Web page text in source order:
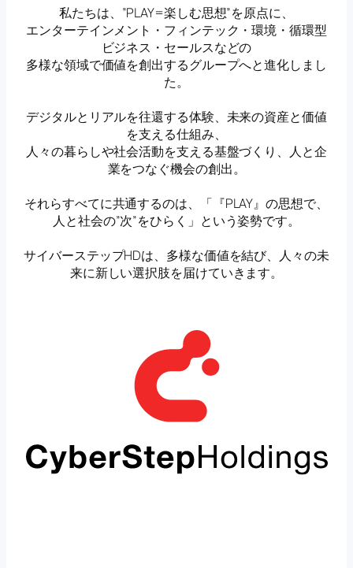
私たちは、”PLAY=楽しむ思想”を原点に、
エンターテインメント・フィンテック・環境・循環型
ビジネス・セールスなどの
多様な領域で価値を創出するグループへと進化しまし
た。
デジタルとリアルを往還する体験、未来の資産と価値
を支える仕組み、
人々の暮らしや社会活動を支える基盤づくり、人と企
業をつなぐ機会の創出。
それらすべてに共通するのは、「『PLAY』の思想で、
人と社会の”次”をひらく」という姿勢です。
サイバーステップHDは、多様な価値を結び、人々の未
来に新しい選択肢を届けていきます。